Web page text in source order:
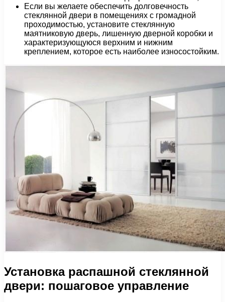
Если вы желаете обеспечить долговечность
стеклянной двери в помещениях с громадной
проходимостью, установите стеклянную
маятниковую дверь, лишенную дверной коробки и
характеризующуюся верхним и нижним
креплением, которое есть наиболее износостойким.
Установка распашной стеклянной
двери: пошаговое управление